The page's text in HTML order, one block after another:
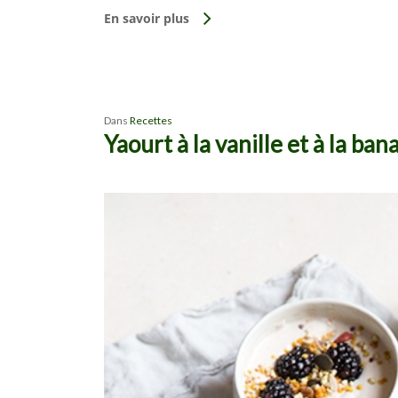
En savoir plus
Dans Recettes
Yaourt à la vanille et à la